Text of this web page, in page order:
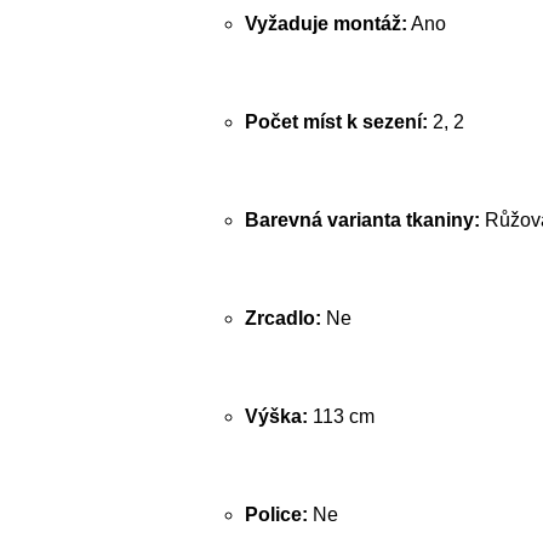
Vyžaduje montáž: Ano
Počet míst k sezení: 2, 2
Barevná varianta tkaniny:
Zrcadlo: Ne
Výška: 113 cm
Police: Ne